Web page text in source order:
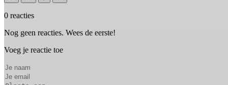
0 reacties
Nog geen reacties. Wees de eerste!
Voeg je reactie toe